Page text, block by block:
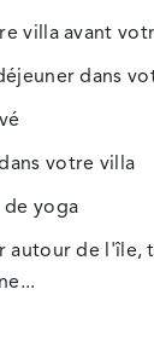
villa avant
dans
votre villa
de yoga
autour de l'île,